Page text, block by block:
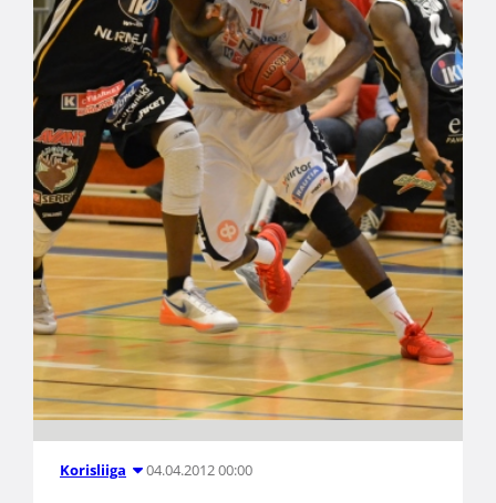
Korisliiga 04.04.2012 00:00